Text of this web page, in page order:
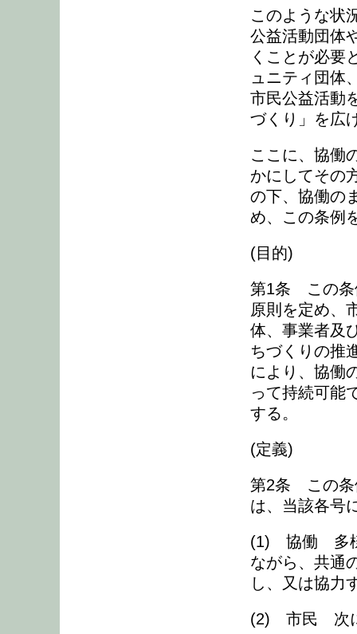
このような状
公益活動団体
くことが必要
ュニティ団体
市民公益活動
づくり」を広
ここに、協働
かにしてその
の下、協働の
め、この条例
(目的)
第1条 この条
原則を定め、
体、事業者及
ちづくりの推
により、協働
って持続可能
する。
(定義)
第2条 この条
は、当該各号
(1) 協働 多様
ながら、共通
し、又は協力
(2) 市民 次